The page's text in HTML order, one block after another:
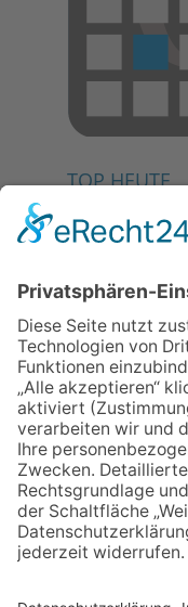
TOP HEUTE
02.07.2026
04.06.2026
23.07.2026
13.05.2026
06.08.2026